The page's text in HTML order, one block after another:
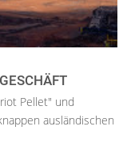
Pellet" und
ausländischen